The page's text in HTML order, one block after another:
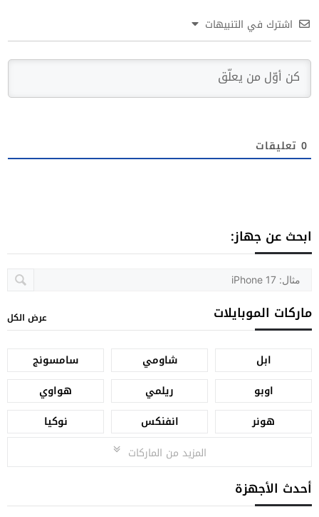
اشترك في التنبيهات
0 تعليقات
ابحث عن جهاز:
ماركات الموبايلات عرض الكل
ابل شاومي
سامسونج
اوبو
ريلمي
هواوي
هونر
انفنكس
نوكيا
المزيد من الماركات
أحدث الأجهزة